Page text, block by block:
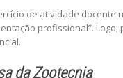
de atividade docente
profissional”. Logo,
da Zootecnia